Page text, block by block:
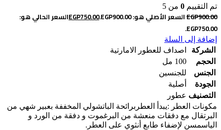
تم التقييم 0 من 5
EGP900.00 السعر الأصلي هو: EGP900.00. EGP750.00
السعر الحالي هو:
EGP750.00.
إضافة إلى السلة
الشركة
اصداف للعطور الامارتية
الحجم
100 مل
الجنس
للجنسين
الجودة
أصلية
التصنيف عطور
مكونات العطر :يبدأ العطربرائحة الباتشولي المخففة بعبير شهي من
البرتقال مع دفقات منعشة من البرغموت و دفقة من الورد و
الياسمسن لإضفاء طابع أنثوي على العطر.